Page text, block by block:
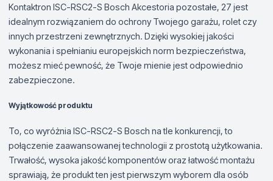
Kontaktron ISC-RSC2-S Bosch Akcestoria pozostałe, 27 jest
idealnym rozwiązaniem do ochrony Twojego garażu, rolet czy
innych przestrzeni zewnętrznych. Dzięki wysokiej jakości
wykonania i spełnianiu europejskich norm bezpieczeństwa,
możesz mieć pewność, że Twoje mienie jest odpowiednio
zabezpieczone.
Wyjątkowość produktu
To, co wyróżnia ISC-RSC2-S Bosch na tle konkurencji, to
połączenie zaawansowanej technologii z prostotą użytkowania.
Trwałość, wysoka jakość komponentów oraz łatwość montażu
sprawiają, że produkt ten jest pierwszym wyborem dla osób